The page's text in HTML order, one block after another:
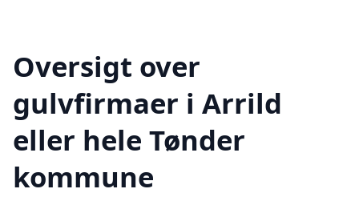
Oversigt over
gulvfirmaer i Arrild
eller hele Tønder
kommune